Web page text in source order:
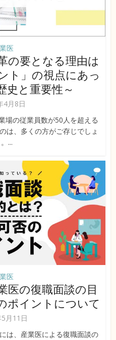
医
の要となる理由は
ト」の視点にあっ
史と重要性～
4月8日
場の従業員数が50人を超える
は、多くの方がご存じでしょ
...
医
医の復職面談の目
ポイントについて
月11日
は、産業医による復職面談の